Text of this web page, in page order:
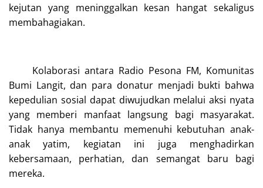
kejutan yang meninggalkan kesan hangat sekaligus
membahagiakan.
Kolaborasi antara Radio Pesona FM, Komunitas
Bumi Langit, dan para donatur menjadi bukti bahwa
kepedulian sosial dapat diwujudkan melalui aksi nyata
yang memberi manfaat langsung bagi masyarakat.
Tidak hanya membantu memenuhi kebutuhan anak-
anak yatim, kegiatan ini juga menghadirkan
kebersamaan, perhatian, dan semangat baru bagi
mereka.